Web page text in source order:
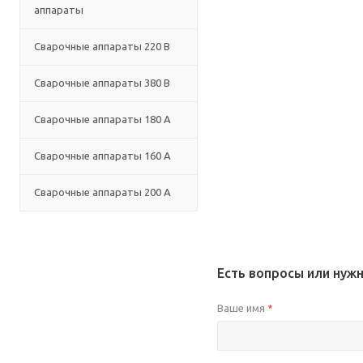
аппараты
Сварочные аппараты 220 В
Сварочные аппараты 380 В
Сварочные аппараты 180 А
Сварочные аппараты 160 А
Сварочные аппараты 200 А
Есть вопросы или
Ваше имя *